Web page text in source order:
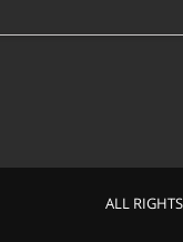
ALL